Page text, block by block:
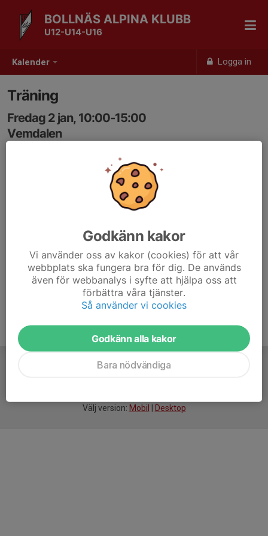
Kalender Logga in
BOLLNÄS ALPINA KLUBB
U12-U14-U16
Träning
Fredag 2 jan, 10:00-15:00
Vemdalen
Välj version: Mobil Desktop
Godkänn kakor
Vi använder oss av kakor (cookies) för att vår
webbplats ska fungera bra för dig. De används
även för webbanalys i syfte att hjälpa oss att
förbättra våra tjänster.
Så använder vi cookies
Godkänn alla kakor
Bara nödvändiga